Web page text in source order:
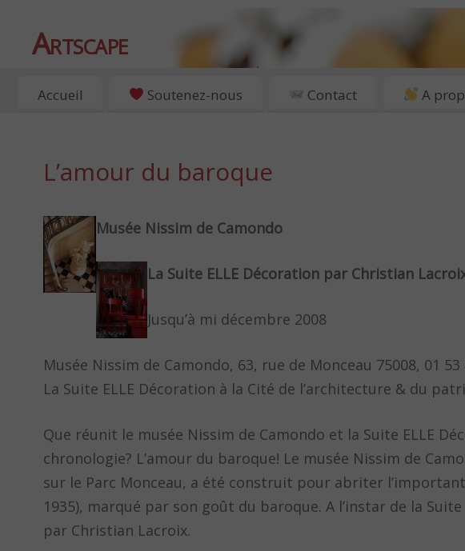
Artscape
EXPOSITIONS, ART ET CULTURE À PARIS
Accueil Soutenez-nous Contact A
L’amour du baroque
Musée Nissim de Camondo
La Suite ELLE Décoration par Christian
Jusqu’à mi décembre 2008
Musée Nissim de Camondo, 63, rue de Monceau 75008, 01
La Suite ELLE Décoration à la Cité de l’architecture & du
Que réunit le musée Nissim de Camondo et la Suite ELLE
chronologie? L’amour du baroque! Le musée Nissim de
sur le Parc Monceau, a été construit pour abriter
1935), marqué par son goût du baroque. A l’instar de la
par Christian Lacroix.